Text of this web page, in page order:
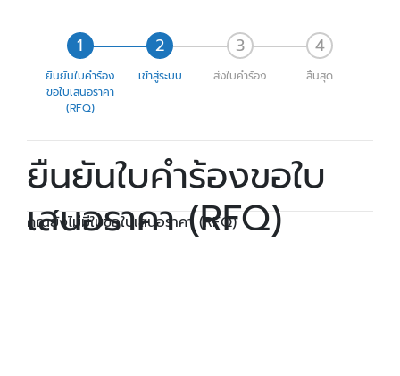
ยืนยันใบคำร้อง
ขอใบเสนอราคา
(RFQ)
เข้าสู่ระบบ ส่งใบคำร้อง สิ้นสุด
ยืนยันใบคำร้องขอใบ
เสนอราคา (RFQ)
คุณยังไม่มีใบขอใบเสนอราคา (RFQ)